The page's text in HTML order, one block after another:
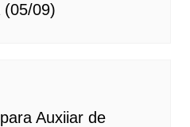
(05/09)
Auxiiar de